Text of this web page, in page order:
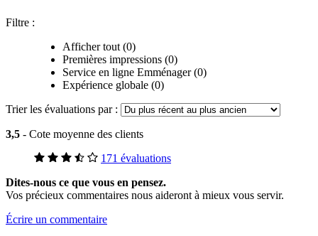
Filtre :
Afficher tout (0)
Premières impressions (0)
Service en ligne Emménager (0)
Expérience globale (0)
Trier les évaluations par :
3,5 - Cote moyenne des clients
171 évaluations
Dites-nous ce que vous en pensez.
Vos précieux commentaires nous aideront à mieux vous servir.
Écrire un commentaire